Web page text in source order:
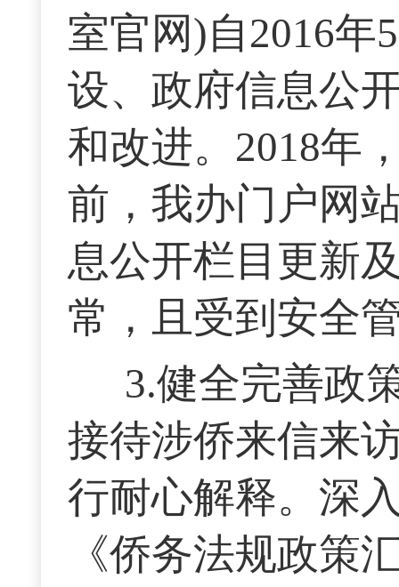
室官网)自2016年
设、政府信息公
和改进。2018年
前，我办门户网
息公开栏目更新
常，且受到安全
3.健全完善政
接待涉侨来信来
行耐心解释。深
《侨务法规政策